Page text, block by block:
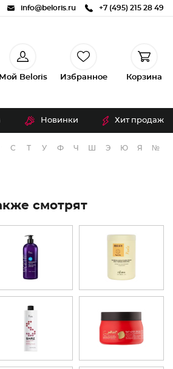
info@beloris.ru +7 (495) 215 28 49
Мой Beloris Избранное Корзина
Новинки Хит продаж
С Т У Ф Ч Э Ю Я №
смотрят